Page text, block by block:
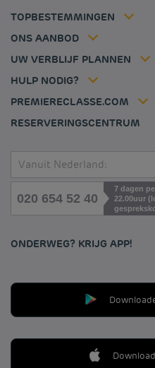
TOPBESTEMMINGEN
ONS AANBOD
Lid tarief
UW VERBLIJF PLANNEN
HULP NODIG?
PREMIERECLASSE.COM
Tax policy
Vacatures
RESERVERINGSCENTRUM
Vanuit Nederland:
020 654 52 40
7 dagen
22.00uur
ONDERWEG? KRIJG APP!